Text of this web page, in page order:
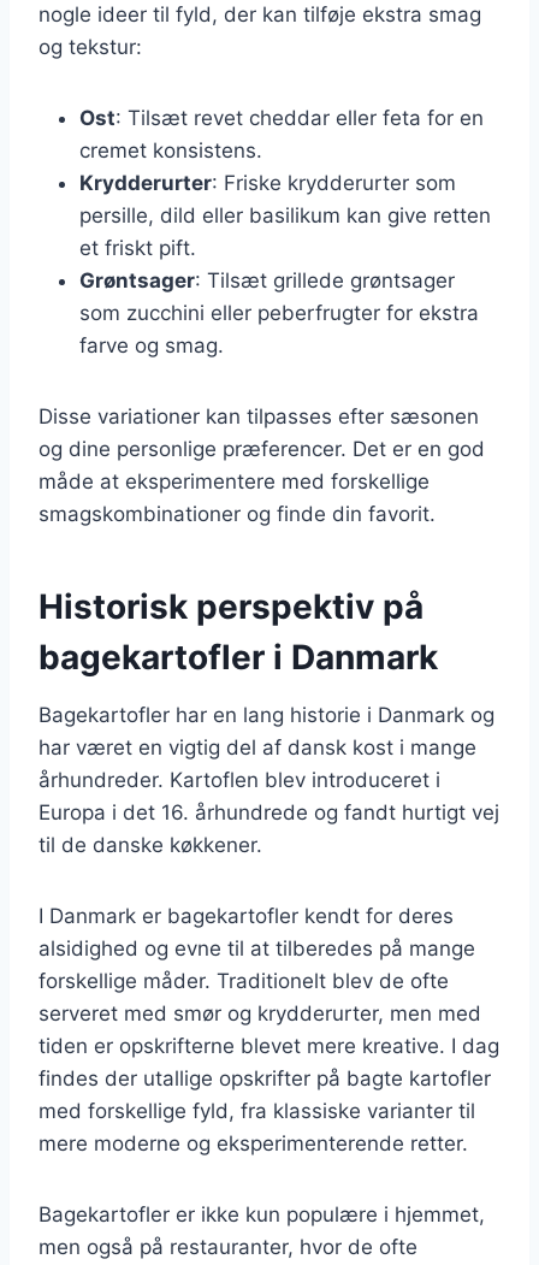
nogle ideer til fyld, der kan tilføje ekstra smag
og tekstur:
Ost: Tilsæt revet cheddar eller feta for en
cremet konsistens.
Krydderurter: Friske krydderurter som
persille, dild eller basilikum kan give retten
et friskt pift.
Grøntsager: Tilsæt grillede grøntsager
som zucchini eller peberfrugter for ekstra
farve og smag.
Disse variationer kan tilpasses efter sæsonen
og dine personlige præferencer. Det er en god
måde at eksperimentere med forskellige
smagskombinationer og finde din favorit.
Historisk perspektiv på
bagekartofler i Danmark
Bagekartofler har en lang historie i Danmark og
har været en vigtig del af dansk kost i mange
århundreder. Kartoflen blev introduceret i
Europa i det 16. århundrede og fandt hurtigt vej
til de danske køkkener.
I Danmark er bagekartofler kendt for deres
alsidighed og evne til at tilberedes på mange
forskellige måder. Traditionelt blev de ofte
serveret med smør og krydderurter, men med
tiden er opskrifterne blevet mere kreative. I dag
findes der utallige opskrifter på bagte kartofler
med forskellige fyld, fra klassiske varianter til
mere moderne og eksperimenterende retter.
Bagekartofler er ikke kun populære i hjemmet,
men også på restauranter, hvor de ofte